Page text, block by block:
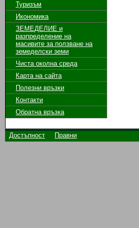
Туризъм
Икономика
ЗЕМЕДЕЛИЕ и
разпределение на
масивите за ползване на
земeделски земи
Чиста околна среда
Карта на сайта
Полезни връзки
Контакти
Обратна връзка
Достъпност Правни